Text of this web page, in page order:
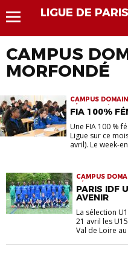
LIGUE DE
CAMPUS
MORFONDÉ
CAMPUS
FÉMININES |
FIA 100%
Une FIA 100 %
Ligue sur ce
avril). Le week-
CAMPUS
SÉLECTIONS
PARIS IDF
AVENIR
La sélection
21 avril les
Val de Loire au